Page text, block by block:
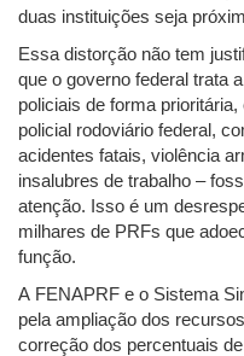
duas instituições seja
Essa distorção não tem
que o governo federal trata
policiais de forma
policial rodoviário federal,
acidentes fatais, violência
insalubres de trabalho –
atenção. Isso é um
milhares de PRFs que
função.
A FENAPRF e o Sistema
pela ampliação dos
correção dos percentuais